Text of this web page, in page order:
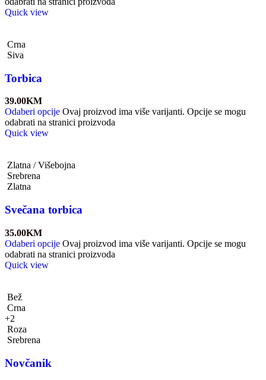
Quick view
Crna
Siva
Torbica
39.00KM
Odaberi opcije Ovaj proizvod ima više varijanti. Opcije se mogu
odabrati na stranici proizvoda
Quick view
Zlatna / Višebojna
Srebrena
Zlatna
Svečana torbica
35.00KM
Odaberi opcije Ovaj proizvod ima više varijanti. Opcije se mogu
odabrati na stranici proizvoda
Quick view
Bež
Crna
+2
Roza
Srebrena
Novčanik